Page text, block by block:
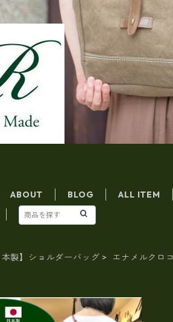
ABOUT BLOG ALL ITEM
本製】ショルダーバッグ エナメルクロコ